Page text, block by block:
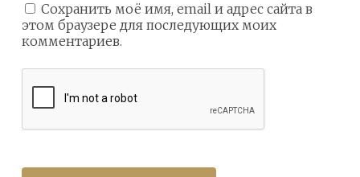
Сохранить моё имя, email и адрес сайта в
этом браузере для последующих моих
комментариев.